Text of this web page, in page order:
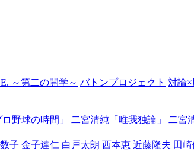
～第二の開学～ バトンプロジェクト 対論×
野球の時間」 二宮清純「唯我独論」
二宮
子 金子達仁 白戸太朗 西本恵 近藤隆夫 田